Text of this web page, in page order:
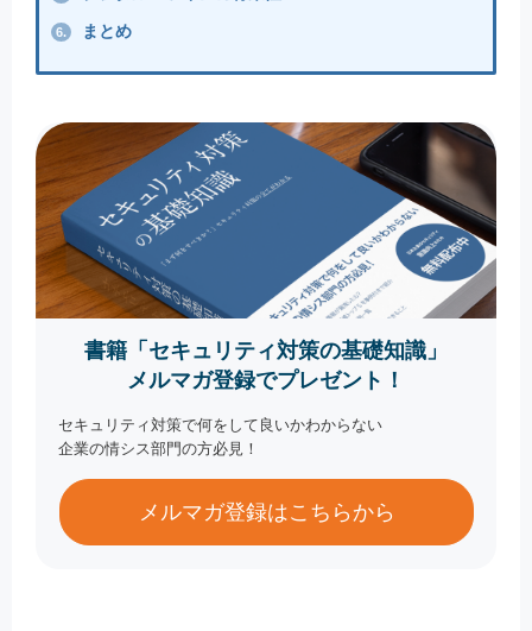
6. まとめ
書籍「セキュリティ対策の基礎知識」
メルマガ登録でプレゼント！
セキュリティ対策で何をして良いかわからない
企業の情シス部門の方必見！
メルマガ登録はこちらから